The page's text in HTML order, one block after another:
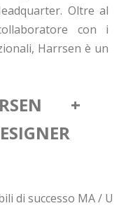
Oltre al
con i
Harrsen è un
+
di successo MA / U